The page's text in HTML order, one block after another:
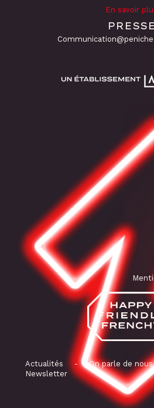
En savoir
PRESSE
Actualités - On parle de nous
Newsletter